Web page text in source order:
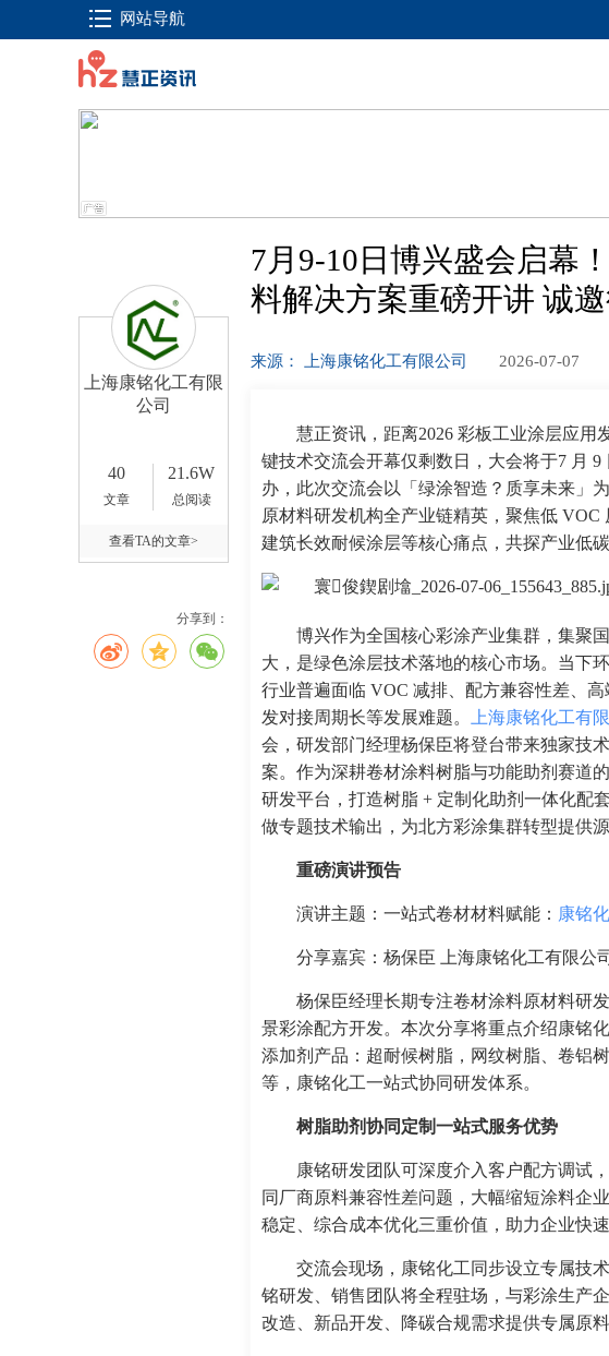
网站导航
上海康铭化工有限
公司
40
文章
21.6W
总阅读
查看TA的文章>
分享到：
7月9-10日博兴盛会启幕
料解决方案重磅开讲 诚
来源： 上海康铭化工有限公司 2026-07-07
慧正资讯，距离2026 彩板工业涂层应
键技术交流会开幕仅剩数日，大会将于7 月
办，此次交流会以「绿涂智造？质享未来」
原材料研发机构全产业链精英，聚焦低
建筑长效耐候涂层等核心痛点，共探产业低碳
博兴作为全国核心彩涂产业集群，集聚
大，是绿色涂层技术落地的核心市场。当下
行业普遍面临 VOC 减排、配方兼容性差、
发对接周期长等发展难题。
上海康铭化工有
会，研发部门经理杨保臣将登台带来独家技
案。作为深耕卷材涂料树脂与功能助剂赛道
研发平台，打造树脂 + 定制化助剂一体化配
做专题技术输出，为北方彩涂集群转型提供源
重磅演讲预告
演讲主题：一站式卷材材料赋能： 康铭
分享嘉宾：杨保臣 上海康铭化工有限公
杨保臣经理长期专注卷材涂料原材料研
景彩涂配方开发。本次分享将重点介绍康铭
添加剂产品：超耐候树脂，网纹树脂、卷铝
等，康铭化工一站式协同研发体系。
树脂助剂协同定制一站式服务优势
康铭研发团队可深度介入客户配方调试
同厂商原料兼容性差问题，大幅缩短涂料企
稳定、综合成本优化三重价值，助力企业快
交流会现场，康铭化工同步设立专属技
铭研发、销售团队将全程驻场，与彩涂生产
改造、新品开发、降碳合规需求提供专属原